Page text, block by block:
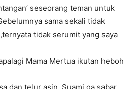
seseorang teman untuk
sama sekali tidak
tidak serumit yang saya
Mama Mertua ikutan heboh